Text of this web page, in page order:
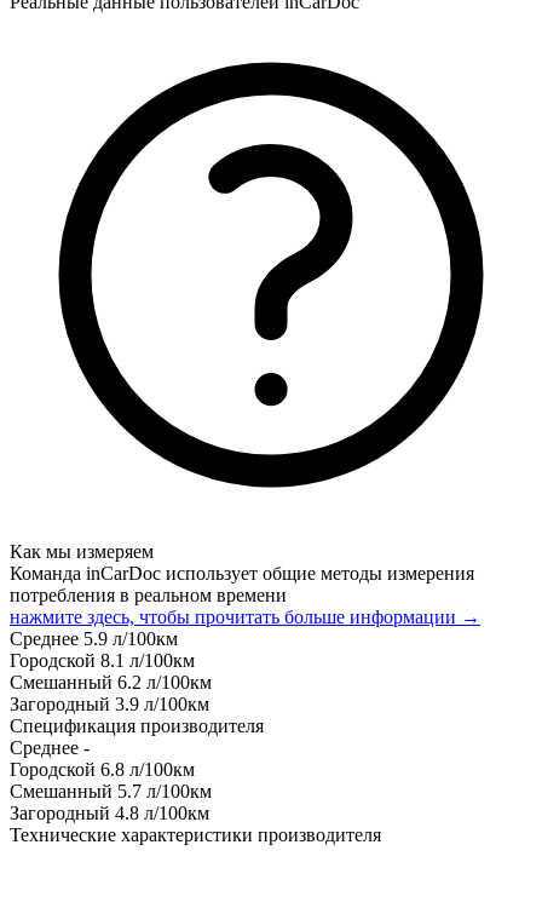
Как мы измеряем
Команда inCarDoc использует общие методы измерения
потребления в реальном времени
нажмите здесь, чтобы прочитать больше информации →
Среднее 5.9 л/100км
Городской 8.1 л/100км
Смешанный 6.2 л/100км
Загородный 3.9 л/100км
Спецификация производителя
Среднее -
Городской 6.8 л/100км
Смешанный 5.7 л/100км
Загородный 4.8 л/100км
Технические характеристики производителя